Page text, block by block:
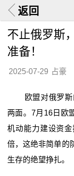
返回
不止俄罗斯
准备！
2025-07-29 占豪
欧盟对俄罗
两面。7月16日欧
机动能力建设资
倍，这绝非简单的
生存的绝望挣扎。